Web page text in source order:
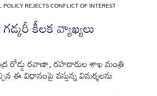
REJECTS CONFLICT OF INTEREST
కీలక వ్యాఖ్యలు
రోడ్డు రవాణా, రహదారుల శాఖ మంత్రి
ఈ విధానంపై వస్తున్న విమర్శలను